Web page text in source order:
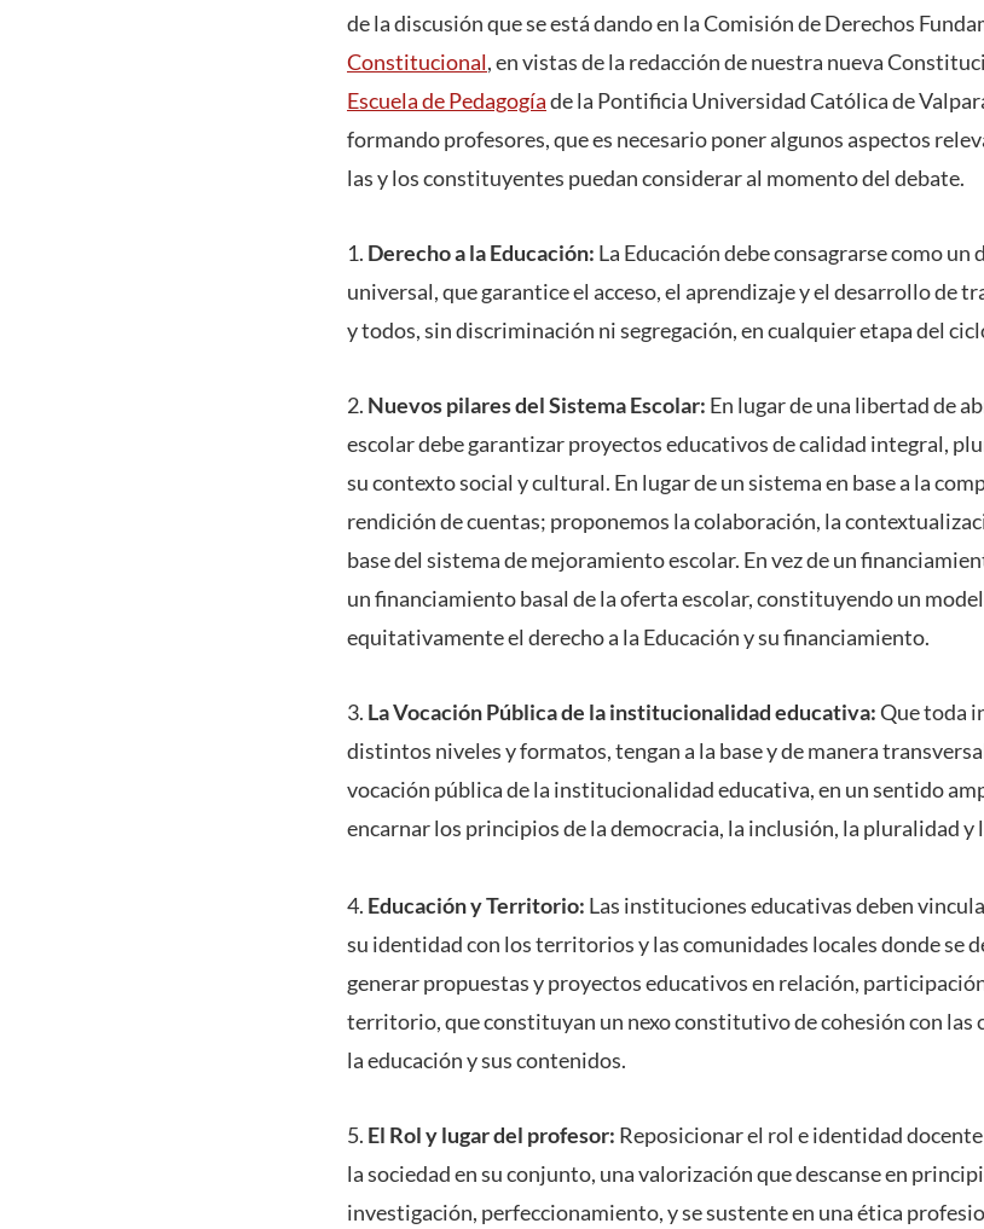
de la discusión que se está dando en la Comisión de Derechos
Constitucional, en vistas de la redacción de nuestra nueva
Escuela de Pedagogíade la Pontificia Universidad Católica de
formando profesores, que es necesario poner algunos aspectos
las y los constituyentes puedan considerar al momento del debate.
1. Derecho a la Educación: La Educación debe consagrarse como
universal, que garantice el acceso, el aprendizaje y el desarrollo de
y todos, sin discriminación ni segregación, en cualquier etapa del
2. Nuevos pilares del Sistema Escolar: En lugar de una libertad de
escolar debe garantizar proyectos educativos de calidad integral,
su contexto social y cultural. En lugar de un sistema en base a la
rendición de cuentas; proponemos la colaboración, la
base del sistema de mejoramiento escolar. En vez de un
un financiamiento basal de la oferta escolar, constituyendo un
equitativamente el derecho a la Educación y su financiamiento.
3. La Vocación Pública de la institucionalidad educativa:Que toda
distintos niveles y formatos, tengan a la base y de manera
vocación pública de la institucionalidad educativa, en un sentido
encarnar los principios de la democracia, la inclusión, la pluralidad y
4. Educación y Territorio: Las instituciones educativas deben
su identidad con los territorios y las comunidades locales donde se
generar propuestas y proyectos educativos en relación,
territorio, que constituyan un nexo constitutivo de cohesión con las
la educación y sus contenidos.
5. El Rol y lugar del profesor: Reposicionar el rol e identidad
la sociedad en su conjunto, una valorización que descanse en
investigación, perfeccionamiento, y se sustente en una ética